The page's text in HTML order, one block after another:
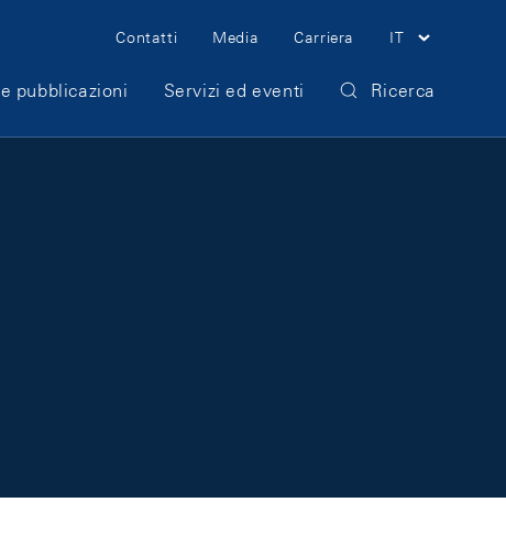
Meta Navigation
Contatti Media Carriera IT
pubblicazioni Servizi ed eventi Ricerca